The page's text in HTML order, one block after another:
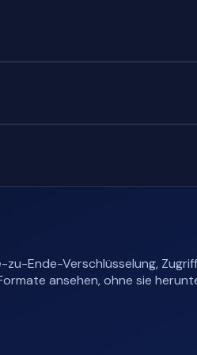
Ende-Verschlüsselung,
ansehen, ohne sie